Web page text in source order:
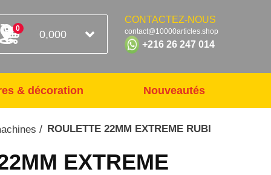
0 0,000
CONTACTEZ-NOUS
contact@10000articles.shop
+216 26 247 014
& décoration Nouveautés
/ ROULETTE 22MM EXTREME RUBI
EXTREME